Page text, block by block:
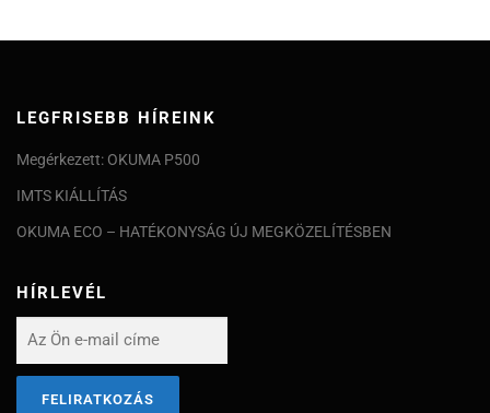
LEGFRISEBB HÍREINK
Megérkezett: OKUMA P500
IMTS KIÁLLÍTÁS
OKUMA ECO – HATÉKONYSÁG ÚJ MEGKÖZELÍTÉSBEN
HÍRLEVÉL